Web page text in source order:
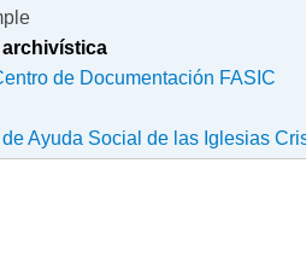
de Documentación FASIC
Ayuda Social de las Iglesias